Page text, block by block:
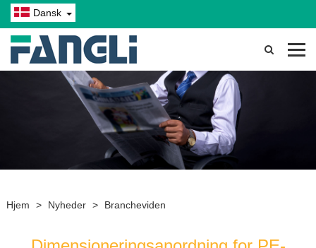
Dansk
Hjem > Nyheder > Brancheviden